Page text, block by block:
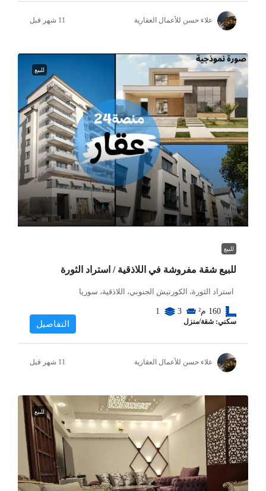
علاء حسن للأعمال العقارية
للبيع
للبيع
للبيع شقة مفروشة في اللاذقية / استراد الثورة
استراد الثورة، الكورنيش الجنوبي، اللاذقية، سوريا
160 م² 3
1
سكني: شقة/منزل التفاصيل
علاء حسن للأعمال العقارية
للبيع